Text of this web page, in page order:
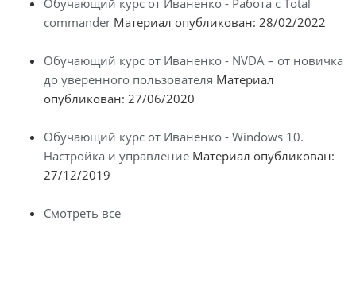
Обучающий курс от Иваненко - Работа с Total
commander Материал опубликован: 28/02/2022
Обучающий курс от Иваненко - NVDA – от новичка
до уверенного пользователя Материал
опубликован: 27/06/2020
Обучающий курс от Иваненко - Windows 10.
Настройка и управление Материал опубликован:
27/12/2019
Смотреть все